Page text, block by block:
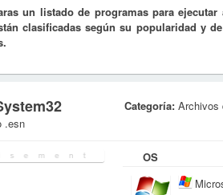
un listado de programas para
clasificadas según su popularidad y
.esn
Categoría: Archivos
OS